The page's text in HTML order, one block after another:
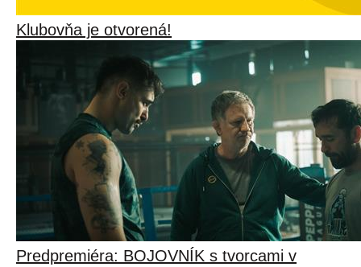
Klubovňa je otvorená!
Predpremiéra: BOJOVNÍK s tvorcami v